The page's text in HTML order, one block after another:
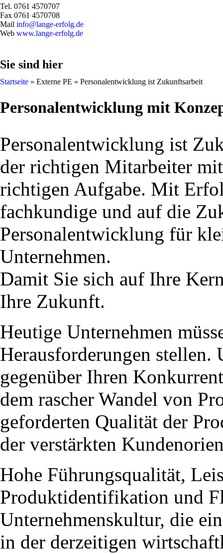
Tel. 0761 4570707
Fax 0761 4570708
Mail info@lange-erfolg.de
Web www.lange-erfolg.de
Sie sind hier
Startseite » Externe PE » Personalentwicklung ist Zukunftsarbeit
Personalentwicklung mit
Personalentwicklung ist
der richtigen Mitarbeiter
richtigen Aufgabe. Mit
fachkundige und auf die
Personalentwicklung für
Unternehmen.
Damit Sie sich auf Ihre
Ihre Zukunft.
Heutige Unternehmen
Herausforderungen stellen.
gegenüber Ihren
dem rascher Wandel von
geforderten Qualität der
der verstärkten
Hohe Führungsqualität,
Produktidentifikation und
Unternehmenskultur, die
in der derzeitigen